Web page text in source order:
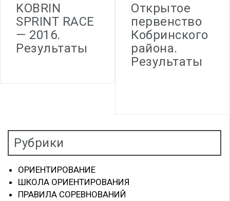
KOBRIN
SPRINT RACE
— 2016.
Результаты
Открытое
первенство
Кобринского
района.
Результаты
Рубрики
ОРИЕНТИРОВАНИЕ
ШКОЛА ОРИЕНТИРОВАНИЯ
ПРАВИЛА СОРЕВНОВАНИЙ